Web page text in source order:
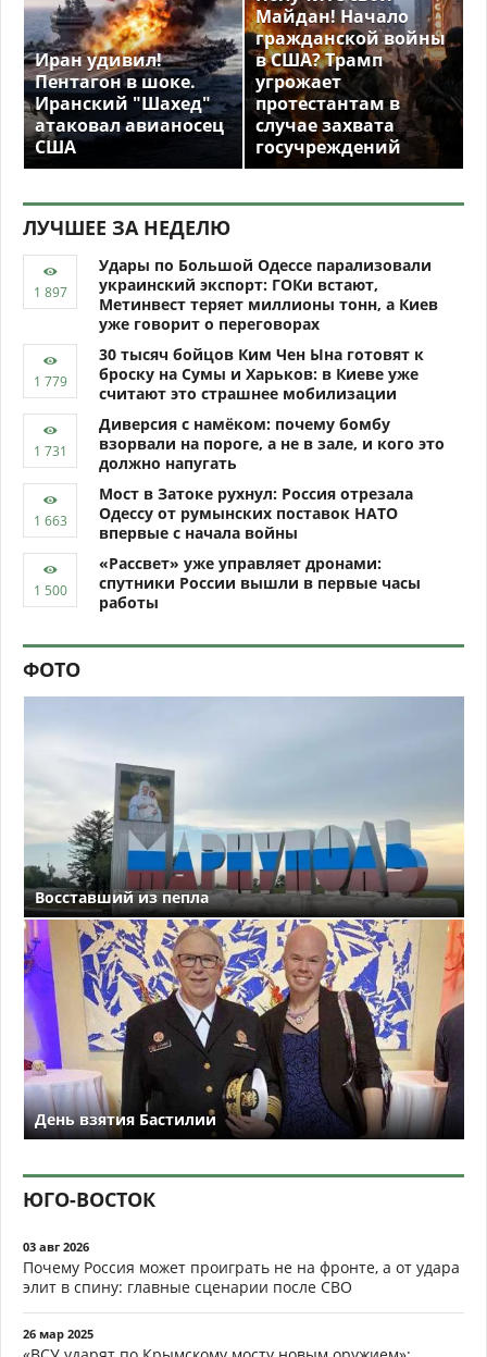
Иран удивил!
Пентагон в шоке.
Иранский "Шахед"
атаковал авианосец
США
Майдан! Начало
гражданской войны
в США? Трамп
угрожает
протестантам в
случае захвата
госучреждений
ЛУЧШЕЕ ЗА НЕДЕЛЮ
Удары по Большой Одессе парализовали
украинский экспорт: ГОКи встают,
Метинвест теряет миллионы тонн, а Киев
уже говорит о переговорах
30 тысяч бойцов Ким Чен Ына готовят к
броску на Сумы и Харьков: в Киеве уже
считают это страшнее мобилизации
Диверсия с намёком: почему бомбу
взорвали на пороге, а не в зале, и кого это
должно напугать
Мост в Затоке рухнул: Россия отрезала
Одессу от румынских поставок НАТО
впервые с начала войны
«Рассвет» уже управляет дронами:
спутники России вышли в первые часы
работы
ФОТО
Восставший из пепла
День взятия Бастилии
ЮГО-ВОСТОК
03 авг 2026
Почему Россия может проиграть не на фронте, а от удара
элит в спину: главные сценарии после СВО
26 мар 2025